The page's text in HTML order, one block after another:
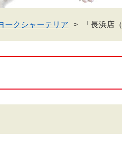
ークシャーテリア 「長浜店